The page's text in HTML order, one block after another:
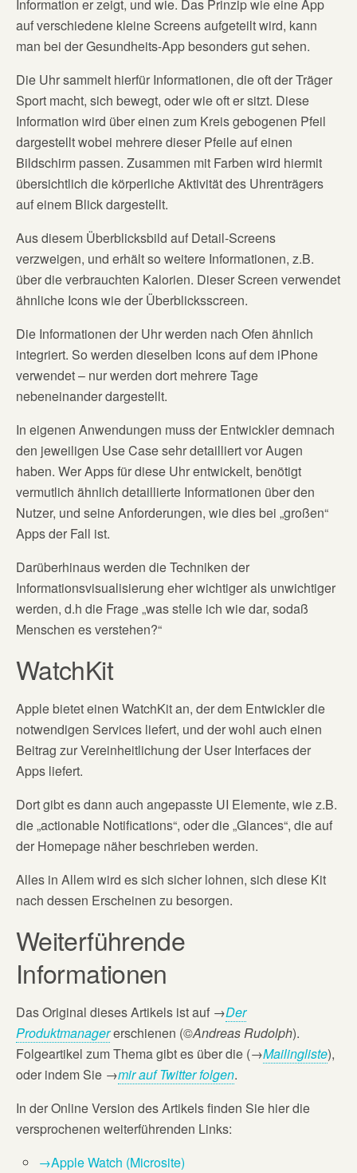
Information er zeigt, und wie. Das Prinzip wie eine App
auf verschiedene kleine Screens aufgeteilt wird, kann
man bei der Gesundheits-App besonders gut sehen.
Die Uhr sammelt hierfür Informationen, die oft der Träger
Sport macht, sich bewegt, oder wie oft er sitzt. Diese
Information wird über einen zum Kreis gebogenen Pfeil
dargestellt wobei mehrere dieser Pfeile auf einen
Bildschirm passen. Zusammen mit Farben wird hiermit
übersichtlich die körperliche Aktivität des Uhrenträgers
auf einem Blick dargestellt.
Aus diesem Überblicksbild auf Detail-Screens
verzweigen, und erhält so weitere Informationen, z.B.
über die verbrauchten Kalorien. Dieser Screen verwendet
ähnliche Icons wie der Überblicksscreen.
Die Informationen der Uhr werden nach Ofen ähnlich
integriert. So werden dieselben Icons auf dem iPhone
verwendet – nur werden dort mehrere Tage
nebeneinander dargestellt.
In eigenen Anwendungen muss der Entwickler demnach
den jeweiligen Use Case sehr detailliert vor Augen
haben. Wer Apps für diese Uhr entwickelt, benötigt
vermutlich ähnlich detaillierte Informationen über den
Nutzer, und seine Anforderungen, wie dies bei „großen“
Apps der Fall ist.
Darüberhinaus werden die Techniken der
Informationsvisualisierung eher wichtiger als unwichtiger
werden, d.h die Frage „was stelle ich wie dar, sodaß
Menschen es verstehen?“
WatchKit
Apple bietet einen WatchKit an, der dem Entwickler die
notwendigen Services liefert, und der wohl auch einen
Beitrag zur Vereinheitlichung der User Interfaces der
Apps liefert.
Dort gibt es dann auch angepasste UI Elemente, wie z.B.
die „actionable Notifications“, oder die „Glances“, die auf
der Homepage näher beschrieben werden.
Alles in Allem wird es sich sicher lohnen, sich diese Kit
nach dessen Erscheinen zu besorgen.
Weiterführende
Informationen
Das Original dieses Artikels ist auf →Der
Produktmanagererschienen (©Andreas Rudolph).
Folgeartikel zum Thema gibt es über die (→Mailingliste),
oder indem Sie →mir auf Twitter folgen.
In der Online Version des Artikels finden Sie hier die
versprochenen weiterführenden Links:
→Apple Watch (Microsite)